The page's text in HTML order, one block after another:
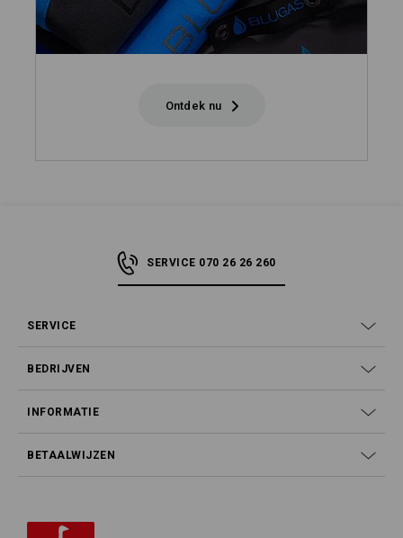
Ontdek nu
SERVICE 070 26 26 260
SERVICE
BEDRIJVEN
INFORMATIE
BETAALWIJZEN